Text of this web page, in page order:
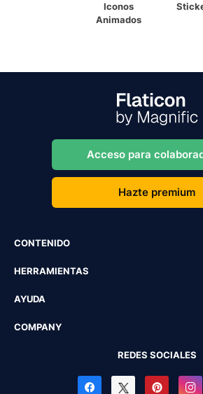
Iconos
Animados
Acceso para
Hazte premium
CONTENIDO
HERRAMIENTAS
AYUDA
COMPANY
REDES SOCIALES